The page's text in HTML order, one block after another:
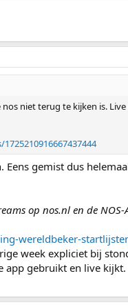
niet terug te kijken is.
gemist dus
op nos.nl en de NOS-
wereldbeker-
week expliciet bij
app gebruikt en live kijkt.